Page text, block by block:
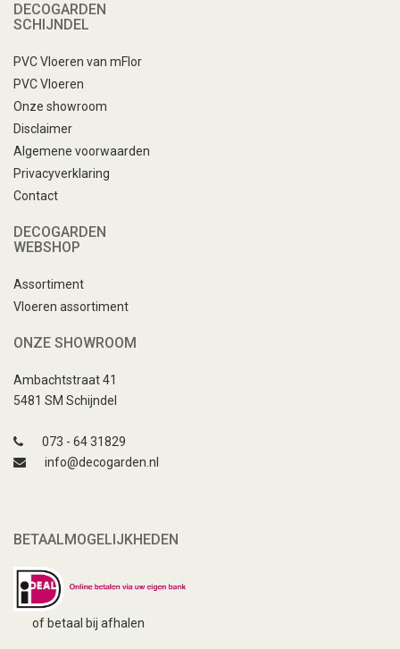
DECOGARDEN
SCHIJNDEL
PVC Vloeren van mFlor
PVC Vloeren
Onze showroom
Disclaimer
Algemene voorwaarden
Privacyverklaring
Contact
DECOGARDEN
WEBSHOP
Assortiment
Vloeren assortiment
ONZE SHOWROOM
Ambachtstraat 41
5481 SM Schijndel
073 - 64 31829
info@decogarden.nl
BETAALMOGELIJKHEDEN
of betaal bij afhalen